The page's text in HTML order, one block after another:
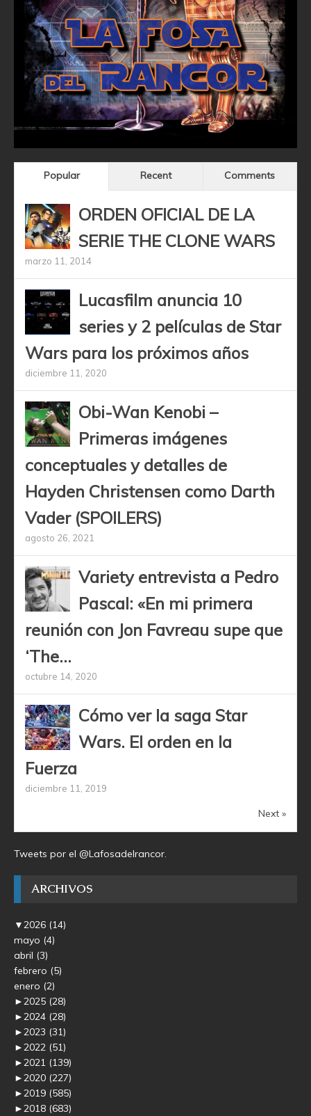
Popular Recent Comments
ORDEN OFICIAL DE LA
SERIE THE CLONE WARS
marzo 11, 2014
Lucasfilm anuncia 10
series y 2 películas de Star
Wars para los próximos años
diciembre 11, 2020
Obi-Wan Kenobi –
Primeras imágenes
conceptuales y detalles de
Hayden Christensen como Darth
Vader (SPOILERS)
agosto 26, 2021
Variety entrevista a Pedro
Pascal: «En mi primera
reunión con Jon Favreau supe que
‘The...
octubre 14, 2020
Cómo ver la saga Star
Wars. El orden en la
Fuerza
diciembre 11, 2019
Next »
Tweets por el @Lafosadelrancor.
ARCHIVOS
▼2026 (14)
mayo (4)
abril (3)
febrero (5)
enero (2)
►2025 (28)
►2024 (28)
►2023 (31)
►2022 (51)
►2021 (139)
►2020 (227)
►2019 (585)
►2018 (683)